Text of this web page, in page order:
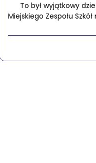
To był wyjątkowy
Miejskiego Zespołu